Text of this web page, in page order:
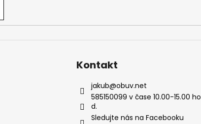
Kontakt
jakub@obuv.net
585150099 v čase 10.00-15.00 ho
d.
Sledujte nás na Facebooku